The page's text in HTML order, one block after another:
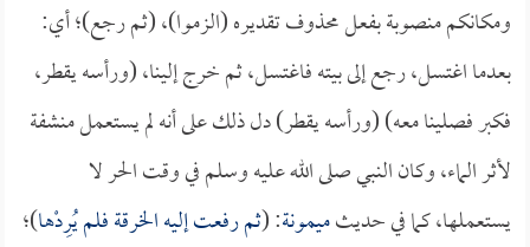
ومكانكم منصوبة بفعل محذوف تقديره (الزموا)، (ثم رجع)؛ أي:
بعدما اغتسل، رجع إلى بيته فاغتسل، ثم خرج إلينا، (ورأسه يقطر،
فكبر فصلينا معه) (ورأسه يقطر) دل ذلك على أنه لم يستعمل منشفة
لأثر الماء، وكان النبي صلى الله عليه وسلم في وقت الحر لا
يستعملها، كما في حديثميمونة: (ثم رفعت إليه الخرقة فلم يُرِدْها)؛